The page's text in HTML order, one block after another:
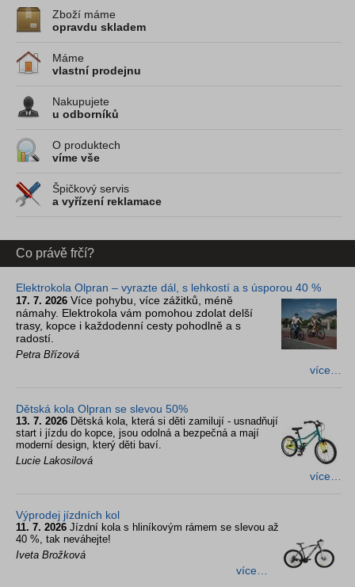
Zboží máme
opravdu skladem
Máme
vlastní prodejnu
Nakupujete
u odborníků
O produktech
víme vše
Špičkový servis
a vyřízení reklamace
Co právě frčí?
Elektrokola Olpran – vyrazte dál, s lehkostí a s úsporou 40 %
17. 7. 2026 Více pohybu, více zážitků, méně
námahy. Elektrokola vám pomohou zdolat delší
trasy, kopce i každodenní cesty pohodlně a s
radostí.
Petra Břízová
více…
Dětská kola Olpran se slevou 50%
13. 7. 2026 Dětská kola, která si děti zamilují - usnadňují
start i jízdu do kopce, jsou odolná a bezpečná a mají
moderní design, který děti baví.
Lucie Lakosilová
více…
Výprodej jízdních kol
11. 7. 2026 Jízdní kola s hliníkovým rámem se slevou až
40 %, tak neváhejte!
Iveta Brožková
více…